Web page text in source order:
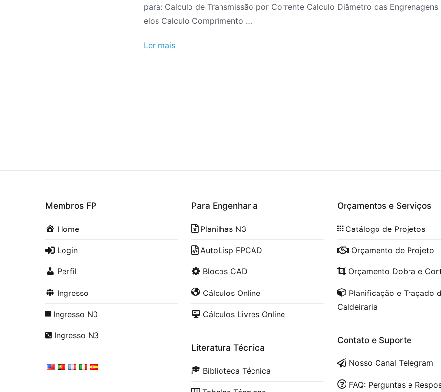
para: Calculo de Transmissão por Corrente Calculo Diâmetro das
elos Calculo Comprimento …
Ler mais
Membros FP
Home
Login
Perfil
Ingresso
Ingresso N0
Ingresso N3
Para Engenharia
Planilhas N3
AutoLisp FPCAD
Blocos CAD
Cálculos Online
Cálculos Livres Online
Literatura Técnica
Biblioteca Técnica
Orçamentos e Serviços
Catálogo de Projetos
Orçamento de Projeto
Orçamento Dobra e
Planificação e Traçado
Caldeiraria
Contato e Suporte
Nosso Canal Telegram
FAQ: Perguntas e